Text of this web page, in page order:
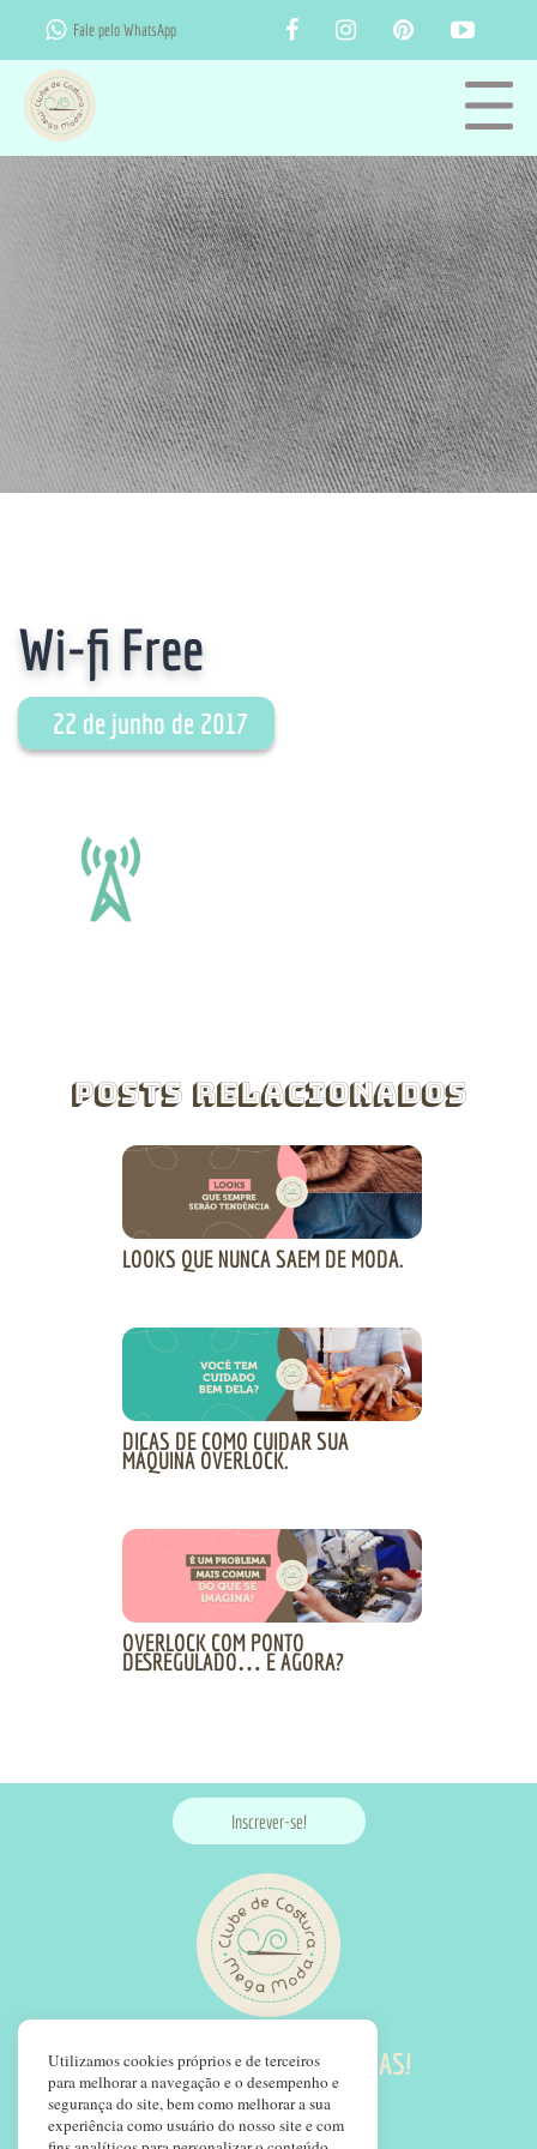
Fale pelo WhatsApp
Wi-fi Free
22 de junho de 2017
Posts Relacionados
LOOKS QUE NUNCA SAEM DE MODA.
DICAS DE COMO CUIDAR SUA
MÁQUINA OVERLOCK.
OVERLOCK COM PONTO
DESREGULADO… E AGORA?
Inscrever-se!
SIGA NOSSAS REDES SOCIAS!
Utilizamos cookies próprios e de terceiros
para melhorar a navegação e o desempenho e
segurança do site, bem como melhorar a sua
experiência como usuário do nosso site e com